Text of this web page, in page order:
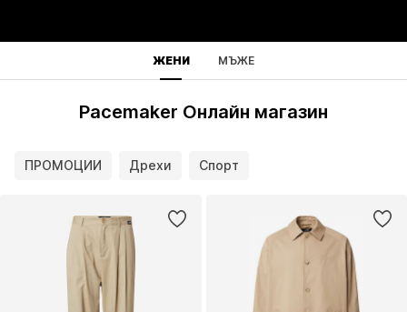
ЖЕНИ МЪЖЕ
Pacemaker Онлайн магазин
ПРОМОЦИИ Дрехи Спорт